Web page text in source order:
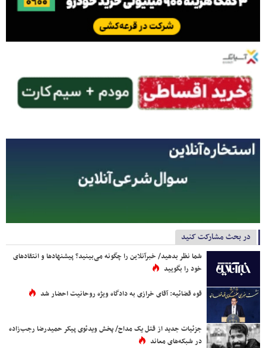
در بحث مشارکت کنید
شما نظر بدهید/ خبرآنلاین را چگونه می‌بینید؟ پیشنهادها و انتقادهای
خود را بگویید
قوه قضائیه: آقای خرازی به دادگاه ویژه روحانیت احضار شد
جزئیات جدید از قتل یک مداح/ پخش ویدئوی پیکر حمیدرضا رجب‌زاده
در شبکه‌های معاند